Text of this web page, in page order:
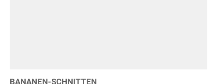
BANANEN-SCHNITTEN